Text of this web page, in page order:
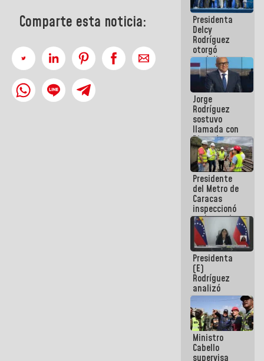
Comparte esta noticia:
para
abordar
planes de
acción
Presidenta
Delcy
Rodríguez
otorgó
medalla
"Héroe de
Venezuela"
a servidores
públicos
Jorge
Rodríguez
sostuvo
llamada con
Dinorah
Figuera y
acuerdan
primer
encuentro
presencial
para el
diálogo
Presidente
del Metro de
Caracas
inspeccionó
trabajos de
rehabilitación
y
modernización
de la vía
férrea
Presidenta
(E)
Rodríguez
analizó
junto a
gobernadores
planes de
recuperación
del Sistema
Eléctrico
Ministro
Cabello
supervisa